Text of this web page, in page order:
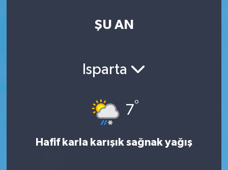
ŞU AN
Isparta
7°
Hafif karla karışık sağnak yağış
Son Dakika Haberleri